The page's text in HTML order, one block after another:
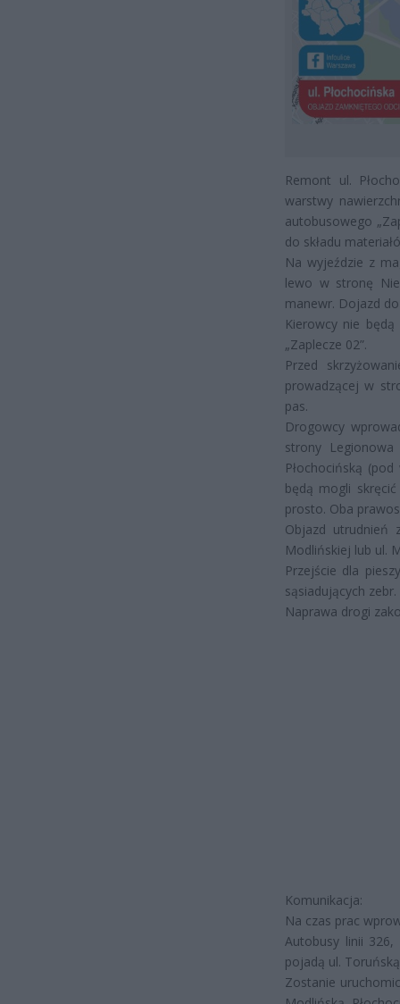
Remont ul.
warstwy
autobusowego
do składu
Na wyjeździe z
lewo w stronę
manewr. Dojazd
Kierowcy nie
„Zaplecze 02”.
Przed
prowadzącej w
pas.
Drogowcy
strony
Płochocińską
będą mogli
prosto. Oba
Objazd utrudnień
Modlińskiej lub ul.
Przejście dla
sąsiadujących zebr.
Naprawa drogi
Komunikacja:
Na czas prac
Autobusy linii
pojadą ul.
Zostanie